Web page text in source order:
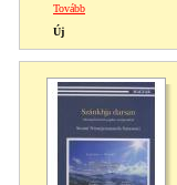
Tovább
Új